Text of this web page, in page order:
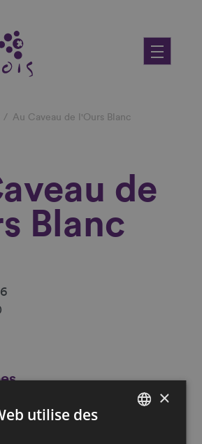
Au Caveau de l'Ours Blanc
de
Blanc
près-Payerne
×
utilise des